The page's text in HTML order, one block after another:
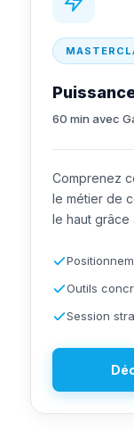
60 min avec
Comprenez
le métier de
le haut grâce
Outils
Session